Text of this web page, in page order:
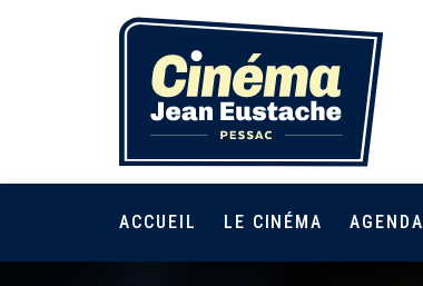
ACCUEIL LE CINÉMA AGENDA